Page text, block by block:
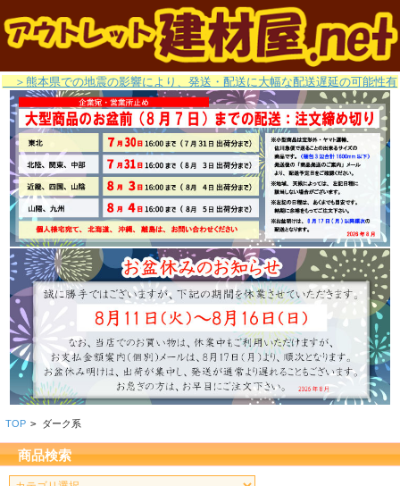
＞熊本県での地震の影響により、発送・配送に大幅な配送遅延の可能性有
TOP > ダーク系
商品検索